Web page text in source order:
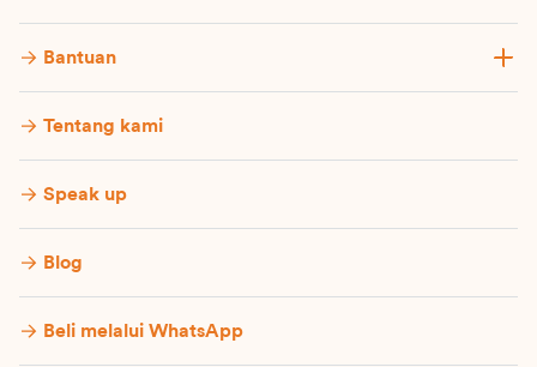
Bantuan
Tentang kami
Speak up
Blog
Beli melalui WhatsApp